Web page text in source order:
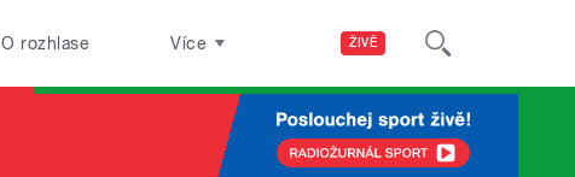
ŽIVĚ
O rozhlase Více